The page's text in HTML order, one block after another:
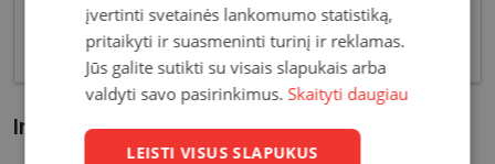
optinių savybių, vyriški akiniai skirti nešiojimui
kasdien, vairavimui bei sportui.
Informacija apie prekę
įvertinti svetainės lankomumo statistiką,
pritaikyti ir suasmeninti turinį ir reklamas.
Jūs galite sutikti su visais slapukais arba
valdyti savo pasirinkimus. Skaityti daugiau
LEISTI VISUS SLAPUKUS